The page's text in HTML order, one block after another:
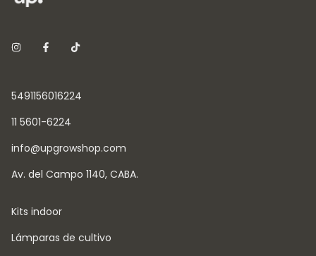
5491156016224
11 5601-6224
info@upgrowshop.com
Av. del Campo 1140, CABA.
Kits indoor
Lámparas de cultivo